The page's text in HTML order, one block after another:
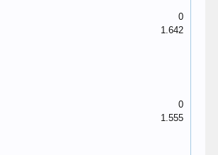
0
1.642
0
1.555